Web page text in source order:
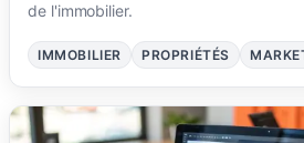
de l'immobilier.
IMMOBILIER PROPRIÉTÉS